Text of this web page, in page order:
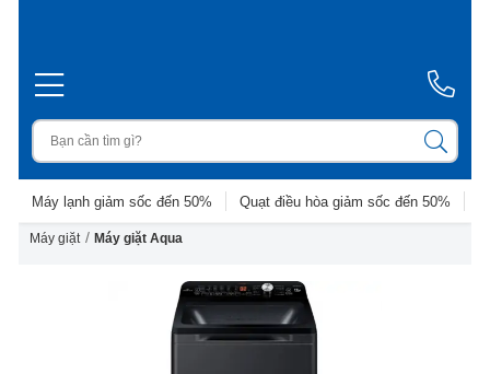
Máy lạnh giảm sốc đến 50% Quạt điều hòa giảm sốc đến 50%
Máy giặt / Máy giặt Aqua